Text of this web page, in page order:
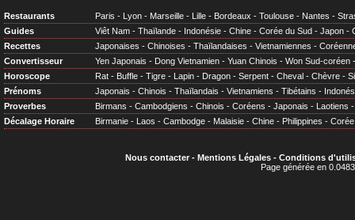
Restaurants Paris - Lyon - Marseille - Lille - Bordeaux - Toulouse - Nantes -
Guides
Viêt Nam - Thaïlande - Indonésie - Chine - Corée du Sud - Japon -
Recettes
Japonaises - Chinoises - Thaïlandaises - Vietnamiennes -
Convertisseur
Yen Japonais - Dong Vietnamien - Yuan Chinois - Won Sud-coréen
Horoscope
Rat - Buffle - Tigre - Lapin - Dragon - Serpent - Cheval - Chèvre -
Prénoms
Japonais - Chinois - Thaïlandais - Vietnamiens - Tibétains -
Proverbes
Birmans - Cambodgiens - Chinois - Coréens - Japonais - Laotiens
Décalage Horaire
Birmanie - Laos - Cambodge - Malaisie - Chine - Philippines - Corée
Nous contacter- Mentions Légales- Conditions
Page générée en